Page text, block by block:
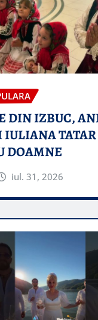
DIN IZBUC,
DOAMNE
iul. 31, 2026